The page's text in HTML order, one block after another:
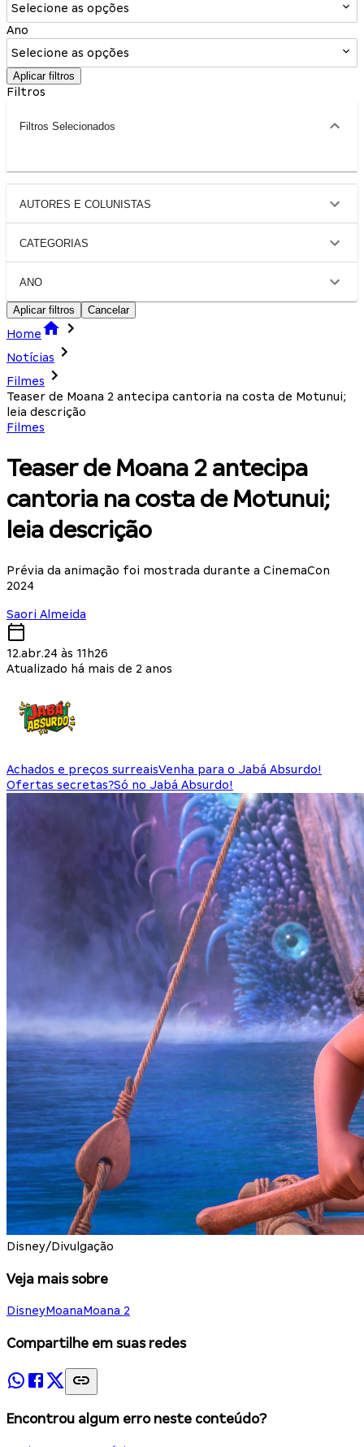
Selecione as opções
Ano
Selecione as opções
Aplicar filtros
Filtros
Filtros Selecionados
AUTORES E COLUNISTAS
CATEGORIAS
ANO
Aplicar filtros Cancelar
Home
Notícias
Filmes
Teaser de Moana 2 antecipa cantoria na costa de Motunui;
leia descrição
Filmes
Teaser de Moana 2 antecipa
cantoria na costa de Motunui;
leia descrição
Prévia da animação foi mostrada durante a CinemaCon
2024
Saori Almeida
12.abr.24 às 11h26
Atualizado há mais de 2 anos
Achados e preços surreaisVenha para o Jabá Absurdo!
Ofertas secretas?Só no Jabá Absurdo!
Disney/Divulgação
Veja mais sobre
DisneyMoanaMoana 2
Compartilhe em suas redes
Encontrou algum erro neste conteúdo?